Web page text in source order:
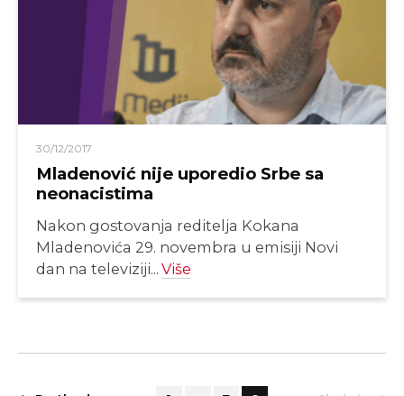
30/12/2017
Mladenović nije uporedio Srbe sa
neonacistima
Nakon gostovanja reditelja Kokana
Mladenovića 29. novembra u emisiji Novi
dan na televiziji... Više